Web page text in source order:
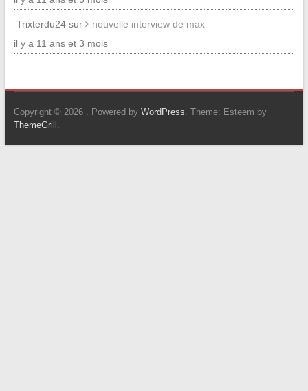
Trixterdu24 sur
nouvelle interview de max
il y a 11 ans et 3 mois
Copyright © 2026 . Powered by WordPress. Theme: Esteem by
ThemeGrill .